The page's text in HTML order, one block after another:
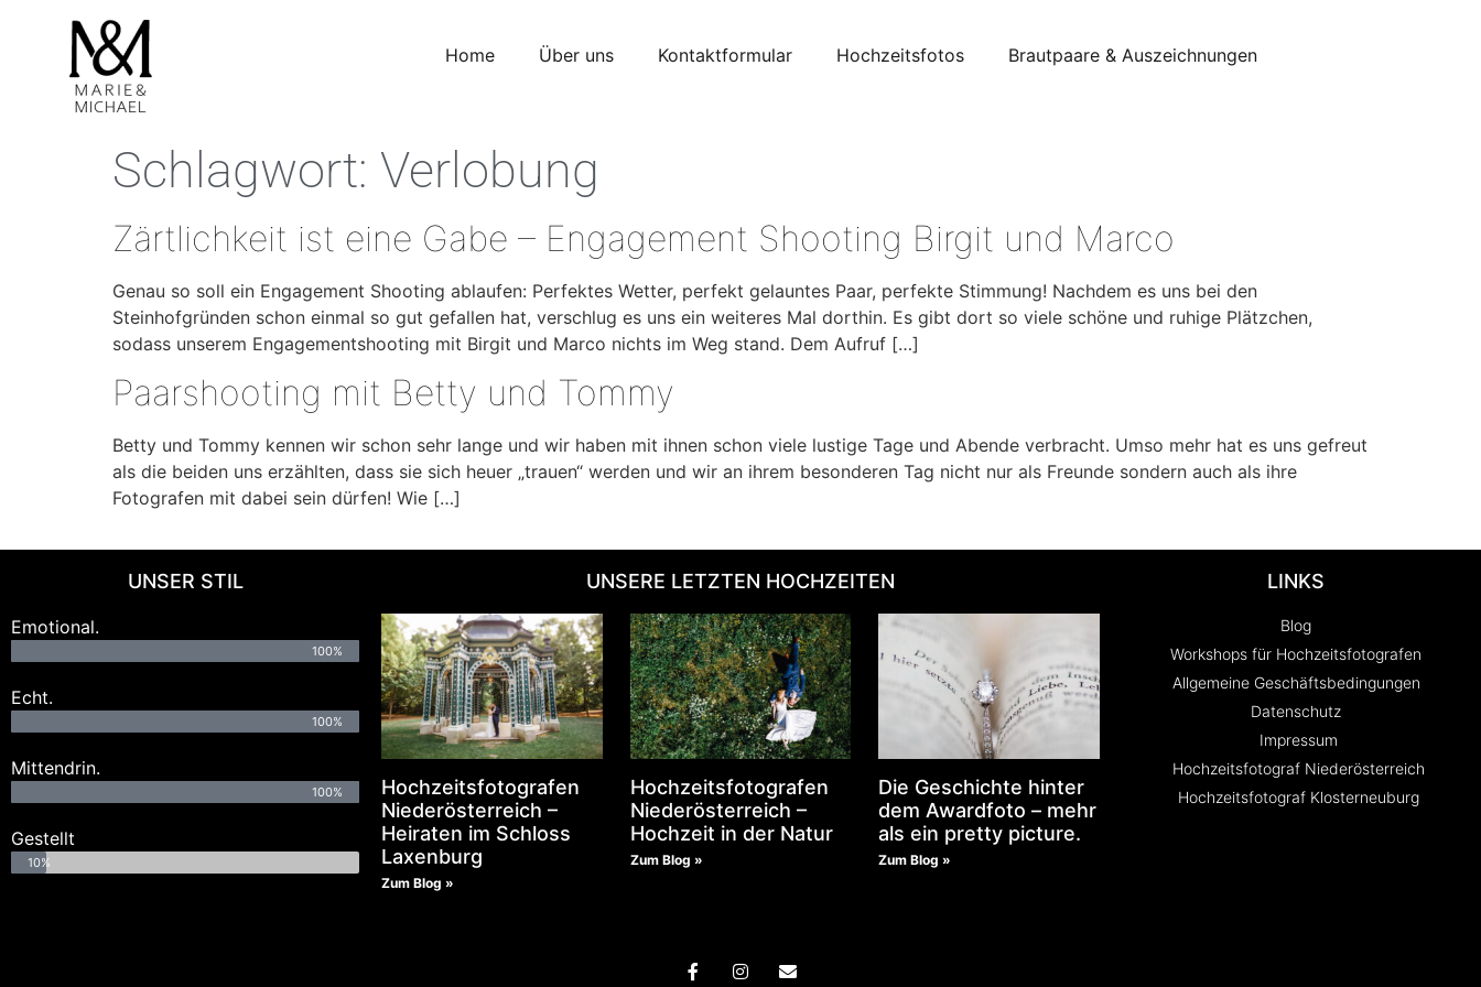
Home Über uns Kontaktformular Hochzeitsfotos Brautpaare & Auszeichnungen
Schlagwort: Verlobung
Zärtlichkeit ist eine Gabe – Engagement Shooting Birgit und Marco
Genau so soll ein Engagement Shooting ablaufen: Perfektes Wetter, perfekt gelauntes Paar, perfekte Stimmung! Nachdem es uns bei den
Steinhofgründen schon einmal so gut gefallen hat, verschlug es uns ein weiteres Mal dorthin. Es gibt dort so viele schöne und ruhige Plätzchen,
sodass unserem Engagementshooting mit Birgit und Marco nichts im Weg stand. Dem Aufruf […]
Paarshooting mit Betty und Tommy
Betty und Tommy kennen wir schon sehr lange und wir haben mit ihnen schon viele lustige Tage und Abende verbracht. Umso mehr hat es uns gefreut
als die beiden uns erzählten, dass sie sich heuer „trauen“ werden und wir an ihrem besonderen Tag nicht nur als Freunde sondern auch als ihre
Fotografen mit dabei sein dürfen! Wie […]
UNSER STIL
Emotional.
100%
Echt.
100%
Mittendrin.
100%
Gestellt
10%
UNSERE LETZTEN HOCHZEITEN
Hochzeitsfotografen
Niederösterreich –
Heiraten im Schloss
Laxenburg
Zum Blog »
Hochzeitsfotografen
Niederösterreich –
Hochzeit in der Natur
Zum Blog »
Die Geschichte hinter
dem Awardfoto – mehr
als ein pretty picture.
Zum Blog »
LINKS
Blog
Workshops für Hochzeitsfotografen
Allgemeine Geschäftsbedingungen
Datenschutz
Impressum
Hochzeitsfotograf Niederösterreich
Hochzeitsfotograf Klosterneuburg